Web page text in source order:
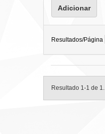
Resultados/Página
Resultado 1-1 de 1.